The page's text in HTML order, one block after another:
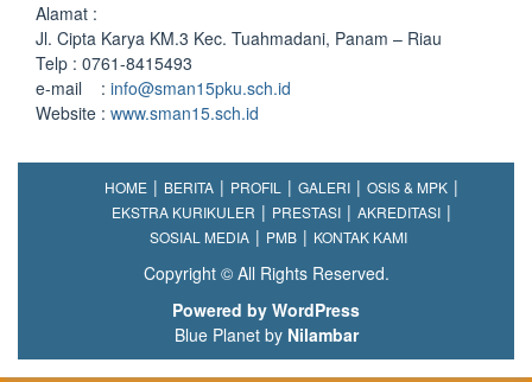
Alamat :
Jl. Cipta Karya KM.3 Kec. Tuahmadani, Panam – Riau
Telp : 0761-8415493
e-mail : info@sman15pku.sch.id
Website : www.sman15.sch.id
HOME BERITA PROFIL GALERI
OSIS & MPK
EKSTRA KURIKULER
PRESTASI
AKREDITASI
SOSIAL MEDIA
PMB KONTAK KAMI
Copyright © All Rights Reserved.
Powered by WordPress
Blue Planet by Nilambar